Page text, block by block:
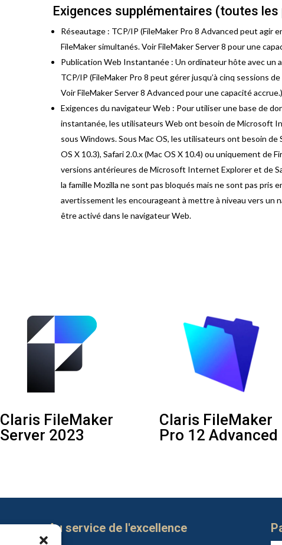
Exigences supplémentaires (toutes
Réseautage : TCP/IP (FileMaker Pro 8 Advanced peut agir
FileMaker simultanés. Voir FileMaker Server 8 pour une
Publication Web Instantanée : Un ordinateur hôte avec un
TCP/IP (FileMaker Pro 8 peut gérer jusqu’à cinq sessions
Voir FileMaker Server 8 Advanced pour une capacité accrue.)
Exigences du navigateur Web : Pour utiliser une base de
instantanée, les utilisateurs Web ont besoin de Microsoft
sous Windows. Sous Mac OS, les utilisateurs ont besoin de
OS X 10.3), Safari 2.0.x (Mac OS X 10.4) ou uniquement de
versions antérieures de Microsoft Internet Explorer et de
la famille Mozilla ne sont pas bloqués mais ne sont pas pris
avertissement les encourageant à mettre à niveau vers un
être activé dans le navigateur Web.
Claris FileMaker
Server 2023
Claris FileMaker
Pro 12 Advanced
Au service de l'excellence